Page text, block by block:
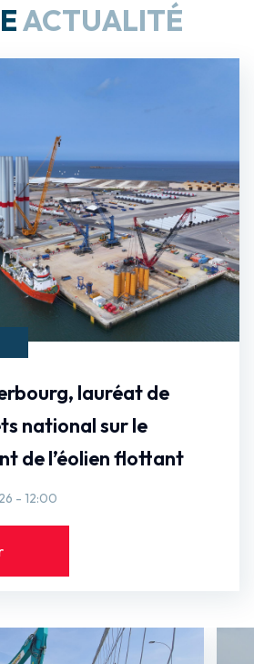
ACTUALITÉ
lauréat de
national sur le
de l’éolien flottant
- 12:00